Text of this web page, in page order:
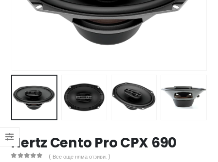
Hertz Cento Pro CPX 690
( Все още няма отзиви. )
лв..